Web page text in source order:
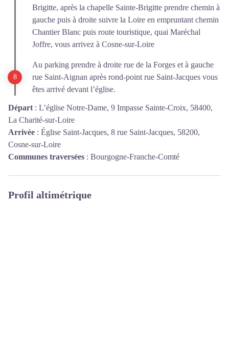
Brigitte, après la chapelle Sainte-Brigitte prendre chemin à
gauche puis à droite suivre la Loire en empruntant chemin
Chantier Blanc puis route touristique, quai Maréchal
Joffre, vous arrivez à Cosne-sur-Loire
Au parking prendre à droite rue de la Forges et à gauche
rue Saint-Aignan après rond-point rue Saint-Jacques vous
êtes arrivé devant l’église.
Départ : L’église Notre-Dame, 9 Impasse Sainte-Croix, 58400,
La Charité-sur-Loire
Arrivée : Église Saint-Jacques, 8 rue Saint-Jacques, 58200,
Cosne-sur-Loire
Communes traversées : Bourgogne-Franche-Comté
Profil altimétrique